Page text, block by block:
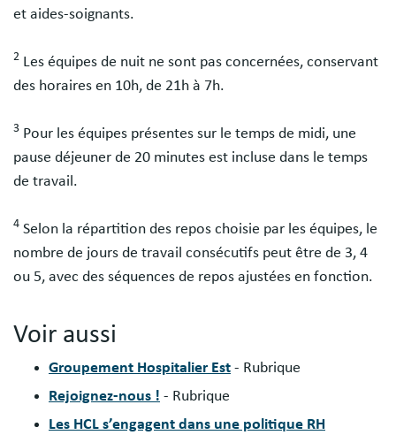
et aides-soignants.
2 Les équipes de nuit ne sont pas concernées, conservant
des horaires en 10h, de 21h à 7h.
3 Pour les équipes présentes sur le temps de midi, une
pause déjeuner de 20 minutes est incluse dans le temps
de travail.
4 Selon la répartition des repos choisie par les équipes, le
nombre de jours de travail consécutifs peut être de 3, 4
ou 5, avec des séquences de repos ajustées en fonction.
Voir aussi
Groupement Hospitalier Est - Rubrique
Rejoignez-nous ! - Rubrique
Les HCL s’engagent dans une politique RH